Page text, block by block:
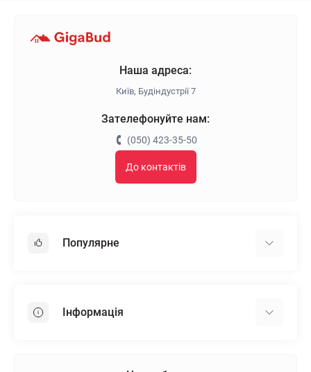
Наша адреса:
Київ, Будіндустрії 7
Зателефонуйте нам:
(050) 423-35-50
До контактів
Популярне
Пінопласт
Інформація